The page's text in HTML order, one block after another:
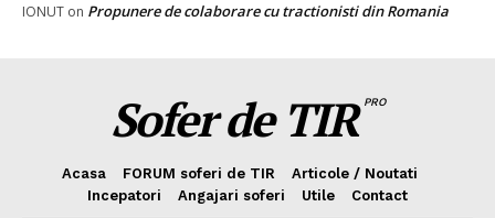
IONUT on Propunere de colaborare cu tractionisti din Romania
Sofer de TIRPRO
Acasa FORUM soferi de TIR
Articole / Noutati
Incepatori
Angajari soferi Utile Contact